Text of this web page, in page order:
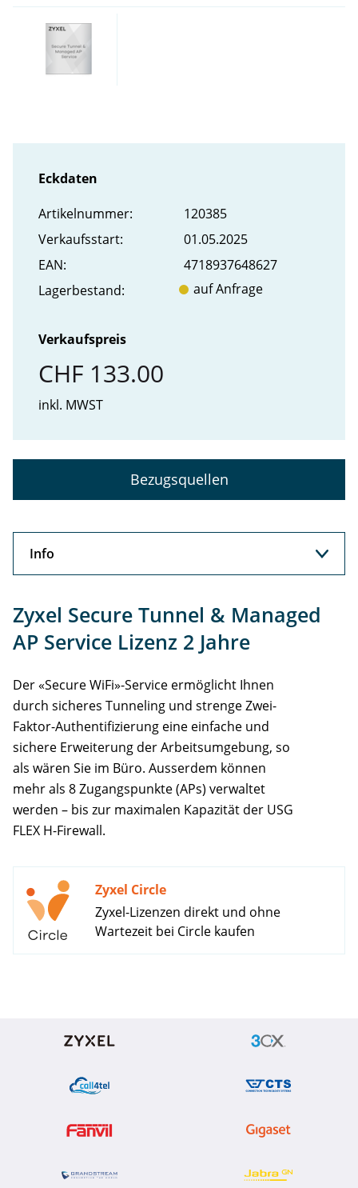
Eckdaten
Artikel­nummer:
120385
Verkaufs­start:
01.05.2025
EAN:
4718937648627
Lager­bestand:
auf Anfrage
Verkaufspreis
CHF 133.00
inkl. MWST
Bezugsquellen
Info
Support
Zyxel Secure Tunnel & Managed
AP Service Lizenz 2 Jahre
Der «Secure WiFi»-Service ermöglicht Ihnen
durch sicheres Tunneling und strenge Zwei-
Faktor-Authentifizierung eine einfache und
sichere Erweiterung der Arbeitsumgebung, so
als wären Sie im Büro. Ausserdem können
mehr als 8 Zugangspunkte (APs) verwaltet
werden – bis zur maximalen Kapazität der USG
FLEX H-Firewall.
Zyxel Circle
Zyxel-Lizenzen direkt und ohne
Wartezeit bei Circle kaufen